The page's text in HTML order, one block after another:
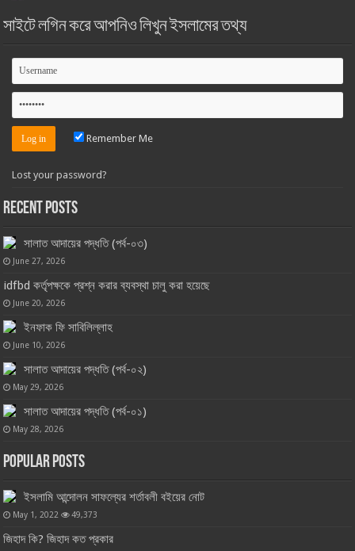
সাইটে লগিন করে আপনিও লিখুন ইসলামের তথ্য
Remember Me
Lost your password?
Recent Posts
সালাত আদায়ের পদ্ধতি (পর্ব-০৩)
June 27, 2026
idfbd কর্তৃপক্ষকে প্রশ্ন করার ব্যবস্থা চালু করা হয়েছে
June 20, 2026
ইনফাক ফি সাবিলিল্লাহ
June 10, 2026
সালাত আদায়ের পদ্ধতি (পর্ব-০২)
May 29, 2026
সালাত আদায়ের পদ্ধতি (পর্ব-০১)
May 28, 2026
Popular Posts
ইসলামি আন্দোলন সাফল্যের শর্তাবলী বইয়ের নোট
May 1, 2022 49,373
জিহাদ কি? জিহাদ কত প্রকার